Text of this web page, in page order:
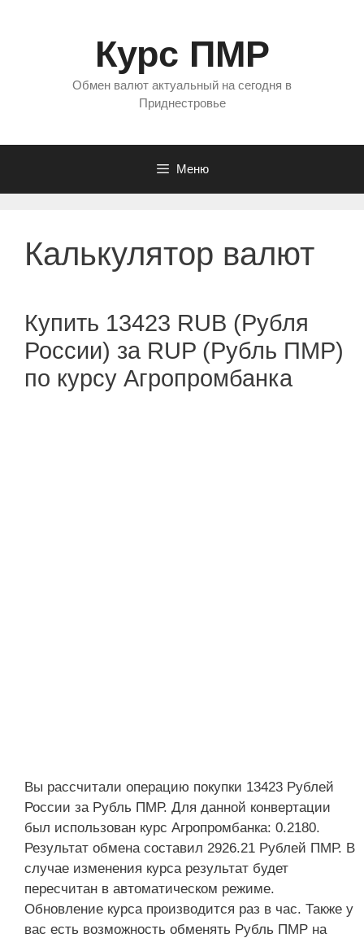
Курс ПМР
Обмен валют актуальный на сегодня в
Приднестровье
Меню
Калькулятор валют
Купить 13423 RUB (Рубля
России) за RUP (Рубль ПМР)
по курсу Агропромбанка
Вы рассчитали операцию покупки 13423 Рублей
России за Рубль ПМР. Для данной конвертации
был использован курс Агропромбанка: 0.2180.
Результат обмена составил 2926.21 Рублей ПМР. В
случае изменения курса результат будет
пересчитан в автоматическом режиме.
Обновление курса производится раз в час. Также у
вас есть возможность обменять Рубль ПМР на